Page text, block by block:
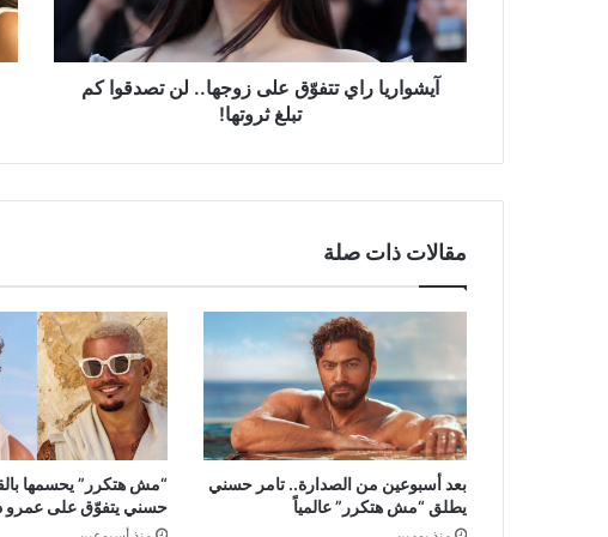
تصدقوا
كم
تبلغ
ثروتها!آيشواريا راي تتفوّق على زوجها.. لن تصدقوا كم
تبلغ ثروتها!
مقالات ذات صلة
بعد أسبوعين من الصدارة.. تامر حسني
يطلق “مش هتكرر” عالمياً
“مش هتكرر” يحسمها
حسني يتفوّق على عمرو